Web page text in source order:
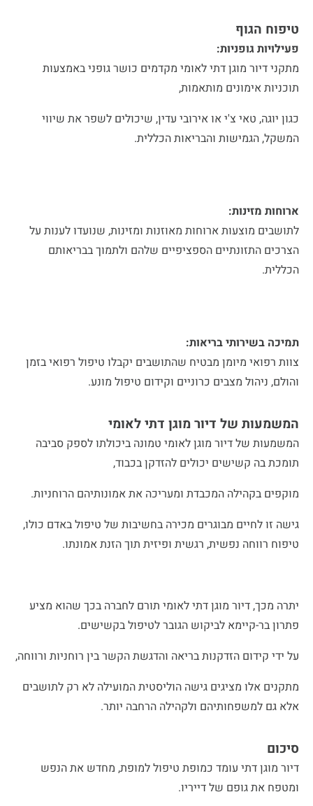
טיפוח הגוף
פעילויות גופניות:
מתקני דיור מוגן דתי לאומי מקדמים כושר גופני באמצעות
תוכניות אימונים מותאמות,
כגון יוגה, טאי צ'י או אירובי עדין, שיכולים לשפר את שיווי
המשקל, הגמישות והבריאות הכללית.
ארוחות מזינות:
לתושבים מוצעות ארוחות מאוזנות ומזינות, שנועדו לענות על
הצרכים התזונתיים הספציפיים שלהם ולתמוך בבריאותם
הכללית.
תמיכה בשירותי בריאות:
צוות רפואי מיומן מבטיח שהתושבים יקבלו טיפול רפואי בזמן
והולם, ניהול מצבים כרוניים וקידום טיפול מונע.
המשמעות של דיור מוגן דתי לאומי
המשמעות של דיור מוגן לאומי טמונה ביכולתו לספק סביבה
תומכת בה קשישים יכולים להזדקן בכבוד,
מוקפים בקהילה המכבדת ומעריכה את אמונותיהם הרוחניות.
גישה זו לחיים מבוגרים מכירה בחשיבות של טיפול באדם כולו,
טיפוח רווחה נפשית, רגשית ופיזית תוך הזנת אמונתו.
יתרה מכך,דיור מוגן דתי לאומי תורם לחברה בכך שהוא מציע
פתרון בר-קיימא לביקוש הגובר לטיפול בקשישים.
על ידי קידום הזדקנות בריאה והדגשת הקשר בין רוחניות ורווחה,
מתקנים אלו מציגים גישה הוליסטית המועילה לא רק לתושבים
אלא גם למשפחותיהם ולקהילה הרחבה יותר.
סיכום
דיור מוגן דתי עומד כמופת טיפול למופת, מחדש את הנפש
ומטפח את גופם של דייריו.